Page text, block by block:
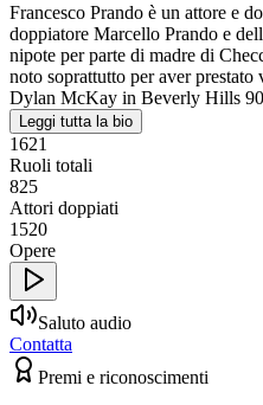
Francesco Prando è un attore e
doppiatore Marcello Prando e
nipote per parte di madre di
noto soprattutto per aver
Dylan McKay in Beverly Hills
Leggi tutta la bio
1621
Ruoli totali
825
Attori doppiati
1520
Opere
Saluto audio
Contatta
Premi e riconoscimenti